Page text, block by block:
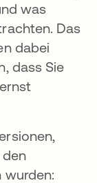
was
Das
dabei
dass Sie
den
wurden: